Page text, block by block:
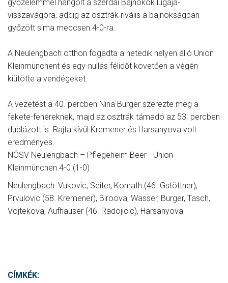
győzelemmel hangolt a szerdai Bajnokok Ligája-
visszavágóra, addig az osztrák rivális a bajnokságban
győzött sima meccsen 4-0-ra.
A Neulengbach otthon fogadta a hetedik helyen álló Union
Kleinmünchent és egy-nullás félidőt követően a végén
kiütötte a vendégeket.
A vezetést a 40. percben Nina Burger szerezte meg a
fekete-fehéreknek, majd az osztrák támadó az 53. percben
duplázott is. Rajta kívül Kremener és Harsanyova volt
eredményes.
NÖSV Neulengbach – Pflegeheim Beer - Union
Kleinmünchen 4-0 (1-0)
Neulengbach: Vukovic; Seiter, Konrath (46. Gstöttner),
Prvulovic (58. Kremener), Biroova, Wasser, Burger, Tasch,
Vojtekova, Aufhauser (46. Radojicic), Harsanyova
CÍMKÉK: